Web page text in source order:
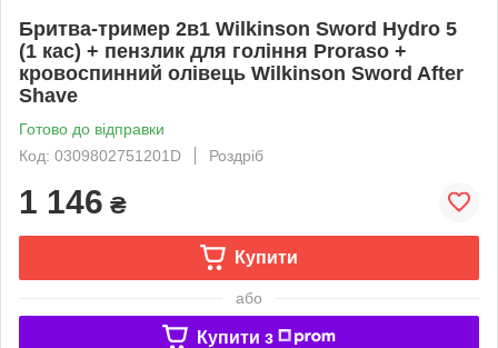
Бритва-тример 2в1 Wilkinson Sword Hydro 5
(1 кас) + пензлик для гоління Proraso +
кровоспинний олівець Wilkinson Sword After
Shave
Готово до відправки
Код: 0309802751201D
Роздріб
1 146 ₴
Купити
або
Купити з